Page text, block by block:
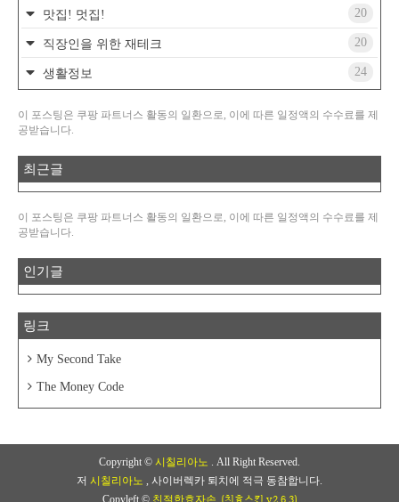
맛집! 멋집! 20
직장인을 위한 재테크 20
생활정보 24
이 포스팅은 쿠팡 파트너스 활동의 일환으로, 이에 따른 일정액의 수수료를 제
공받습니다.
최근글
이 포스팅은 쿠팡 파트너스 활동의 일환으로, 이에 따른 일정액의 수수료를 제
공받습니다.
인기글
링크
My Second Take
The Money Code
Copyright © 시칠리아노 . All Right Reserved.
저 시칠리아노 , 사이버렉카 퇴치에 적극 동참합니다.